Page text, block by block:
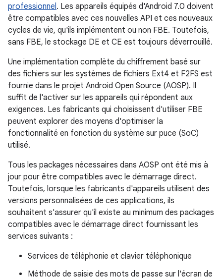
professionnel. Les appareils équipés d'Android 7.0 doivent
être compatibles avec ces nouvelles API et ces nouveaux
cycles de vie, qu'ils implémentent ou non FBE. Toutefois,
sans FBE, le stockage DE et CE est toujours déverrouillé.
Une implémentation complète du chiffrement basé sur
des fichiers sur les systèmes de fichiers Ext4 et F2FS est
fournie dans le projet Android Open Source (AOSP). Il
suffit de l'activer sur les appareils qui répondent aux
exigences. Les fabricants qui choisissent d'utiliser FBE
peuvent explorer des moyens d'optimiser la
fonctionnalité en fonction du système sur puce (SoC)
utilisé.
Tous les packages nécessaires dans AOSP ont été mis à
jour pour être compatibles avec le démarrage direct.
Toutefois, lorsque les fabricants d'appareils utilisent des
versions personnalisées de ces applications, ils
souhaitent s'assurer qu'il existe au minimum des packages
compatibles avec le démarrage direct fournissant les
services suivants :
Services de téléphonie et clavier téléphonique
Méthode de saisie des mots de passe sur l'écran de